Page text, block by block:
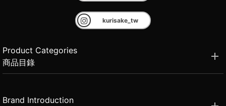
kurisake_tw
Product Categories
商品目錄
Brand Introduction